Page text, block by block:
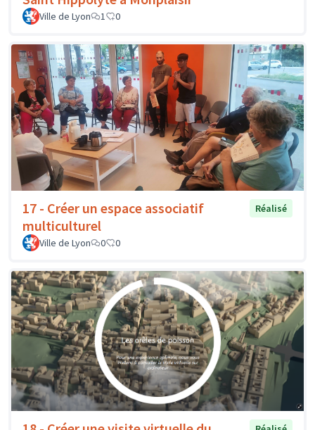
Ville de Lyon 1 0
17 - Créer un espace associatif
multiculturel
Réalisé
Ville de Lyon 0 0